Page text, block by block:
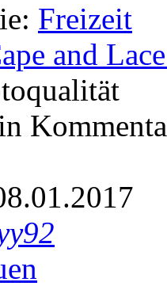
Freizeit
and